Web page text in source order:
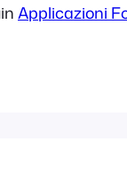
Applicazioni